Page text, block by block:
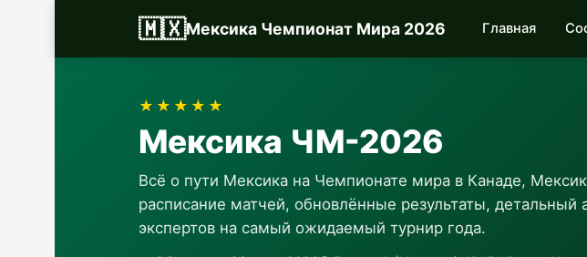
🇲🇽Мексика Чемпионат Мира 2026 Главная
★★★★★
Мексика ЧМ-2026
Всё о пути Мексика на Чемпионате мира в Канаде,
расписание матчей, обновлённые результаты, детальный
экспертов на самый ожидаемый турнир года.